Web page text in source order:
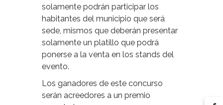
solamente podrán participar los
habitantes del municipio que será
sede, mismos que deberán presentar
solamente un platillo que podrá
ponerse a la venta en los stands del
evento.
Los ganadores de este concurso
serán acreedores a un premio